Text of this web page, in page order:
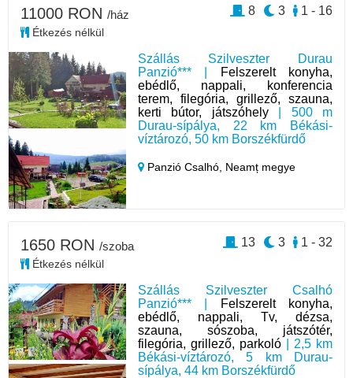
Szállás Szilveszter Durau
Panzió*** |
Felszerelt konyha,
ebédlő, nappali, konferencia
terem, filegória, grillező, szauna,
kerti bútor, játszóhely| 500 m
Durau-sípálya, 22 km Békási-
víztározó, 50 km Borszékfürdő
Panzió Csalhó, Neamț megye
11000 RON /ház
Étkezés nélkül
1 - 16
3
8
Szállás Szilveszter Csalhó
Panzió*** |
Felszerelt konyha,
ebédlő, nappali, Tv, dézsa,
szauna, sószoba, játszótér,
filegória, grillező, parkoló | 2,5 km
Békási-víztározó, 5 km Durau-
sípálya, 44 km Borszékfürdő
1650 RON /szoba
Étkezés nélkül
1 - 32
3
13